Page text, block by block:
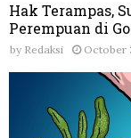
Hak Terampas,
Perempuan di
by Redaksi October